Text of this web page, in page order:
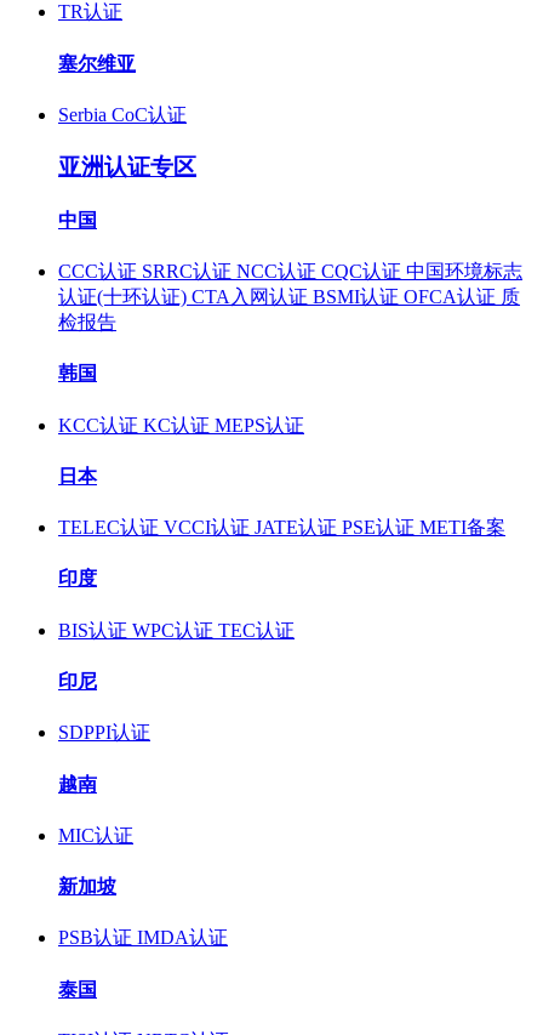
TR认证
塞尔维亚
Serbia CoC认证
亚洲认证专区
中国
CCC认证 SRRC认证 NCC认证 CQC认证 中国环境标志
认证(十环认证) CTA入网认证 BSMI认证 OFCA认证 质
检报告
韩国
KCC认证 KC认证 MEPS认证
日本
TELEC认证 VCCI认证 JATE认证 PSE认证 METI备案
印度
BIS认证 WPC认证 TEC认证
印尼
SDPPI认证
越南
MIC认证
新加坡
PSB认证 IMDA认证
泰国